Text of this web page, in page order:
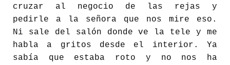
cruzar al negocio de las rejas y
pedirle a la señora que nos mire eso.
Ni sale del salón donde ve la tele y me
habla a gritos desde el interior. Ya
sabía que estaba roto y no nos ha